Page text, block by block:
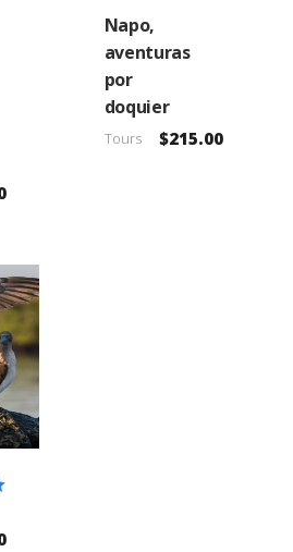
Napo,
aventuras
por
doquier
Tours $215.00